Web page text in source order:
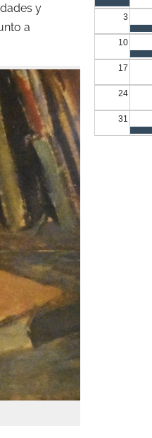
y
a
3
10
17
24
31